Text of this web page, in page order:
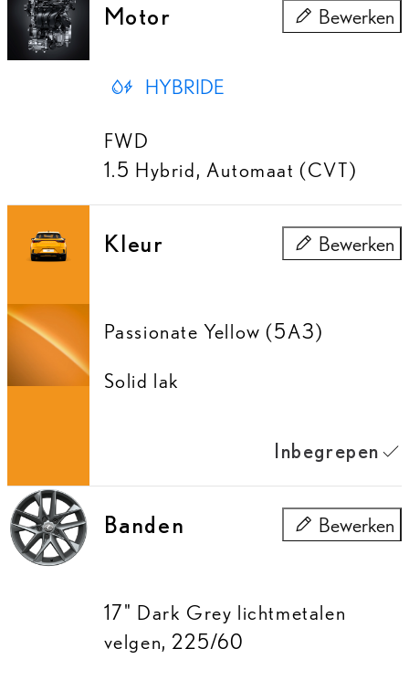
Motor Bewerken
Motor
HYBRIDE
FWD
1.5 Hybrid, Automaat (CVT)
Kleur Bewerken
Kleur
Passionate Yellow (5A3)
Solid lak
Inbegrepen
Banden Bewerken
Banden
17" Dark Grey lichtmetalen
velgen, 225/60